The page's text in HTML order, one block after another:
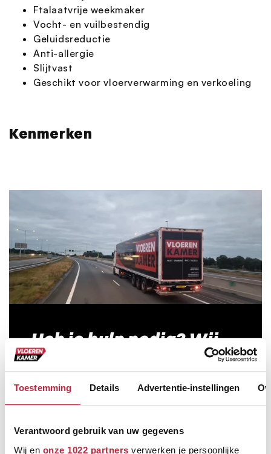
Toestemming Details Advertentie-instellingen
Verantwoord gebruik van uw gegevens
Wij en onze 1022 partners verwerken je persoonlijke
Ftalaatvrije weekmaker
Vocht- en vuilbestendig
Geluidsreductie
Anti-allergie
Slijtvast
Geschikt voor vloerverwarming en verkoeling
Kenmerken
Heb je hulp nodig? Wij
staan voor u klaar!
Zonder afspraak!
E-mail